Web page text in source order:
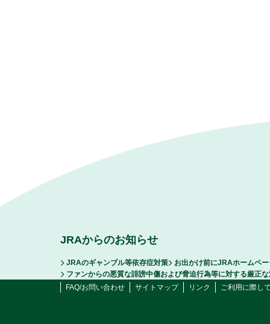
JRAからのお知らせ
JRAのギャンブル等依存症対策
お出かけ前にJRAホームペ
ファンからの悪質な誹謗中傷および脅迫行為等に対する厳正
FAQ/お問い合わせ
サイトマップ リンク ご利用に際し